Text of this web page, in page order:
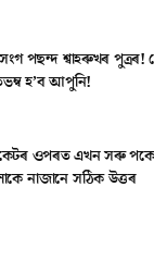
পছন্দ শ্বাহৰুখৰ পুত্ৰৰ!
হ’ব আপুনি!
ওপৰত এখন সৰু
নাজানে সঠিক উত্তৰ